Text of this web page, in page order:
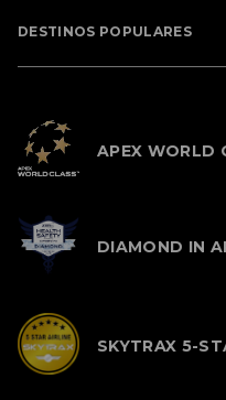
DESTINOS POPULARES
APEX WORLD
DIAMOND IN
SKYTRAX 5-